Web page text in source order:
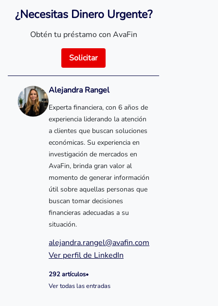
¿Necesitas Dinero Urgente?
Obtén tu préstamo con AvaFin
Solicitar
Alejandra Rangel
Experta financiera, con 6 años de
experiencia liderando la atención
a clientes que buscan soluciones
económicas. Su experiencia en
investigación de mercados en
AvaFin, brinda gran valor al
momento de generar información
útil sobre aquellas personas que
buscan tomar decisiones
financieras adecuadas a su
situación.
alejandra.rangel@avafin.com
Ver perfil de LinkedIn
292 artículos•
Ver todas las entradas